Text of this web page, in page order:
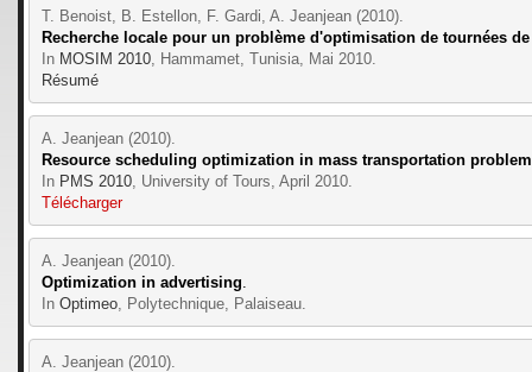
T. Benoist, B. Estellon, F. Gardi, A. Jeanjean (2010).
Recherche locale pour un problème d'optimisation de tournées
In MOSIM 2010, Hammamet, Tunisia, Mai 2010.
Résumé
A. Jeanjean (2010).
Resource scheduling optimization in mass transportation
In PMS 2010, University of Tours, April 2010.
Télécharger
A. Jeanjean (2010).
Optimization in advertising
In Optimeo, Polytechnique, Palaiseau.
A. Jeanjean (2010).